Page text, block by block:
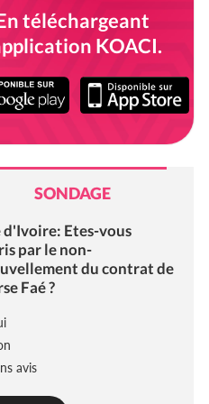
téléchargeant
KOACI.
SONDAGE
d'Ivoire: Etes-vous
par le non-
du contrat de
Faé ?
avis